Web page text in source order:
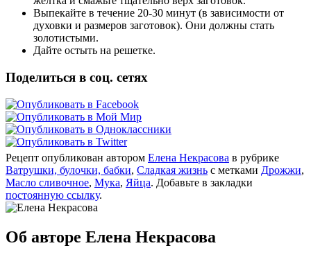
Выпекайте в течение 20-30 минут (в зависимости от
духовки и размеров заготовок). Они должны стать
золотистыми.
Дайте остыть на решетке.
Поделиться в соц. сетях
Рецепт опубликован автором Елена Некрасова в рубрике
Ватрушки, булочки, бабки, Сладкая жизнь с метками Дрожжи,
Масло сливочное, Мука, Яйца. Добавьте в закладки
постоянную ссылку.
Об авторе Елена Некрасова